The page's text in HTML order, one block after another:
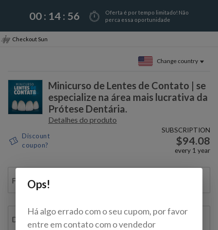
00 : 14: 56
Oferta é por tempo limitado! Não
perca essa oportunidade
Checkout Sun
Change country
Minicurso de Lentes de Contato | se
especialize na área mais lucrativa da
Prótese Dentária.
Detalhes do produto
Discount
coupon?
SUBSCRIPTION
$94.08
every 1 year
Full name
Document ID / VAT / TAX ID / Bil. de Identidade
Ops!
Há algo errado com o seu cupom, por favor
entre em contato com o vendedor